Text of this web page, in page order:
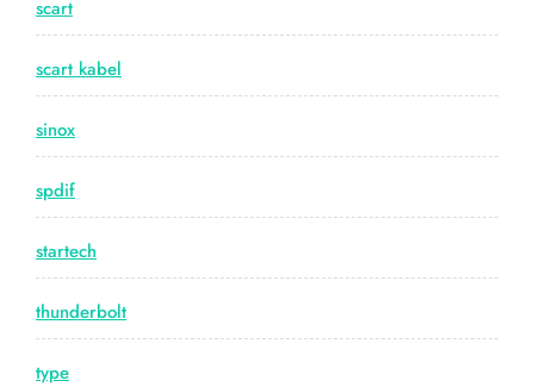
scart
scart kabel
sinox
spdif
startech
thunderbolt
type